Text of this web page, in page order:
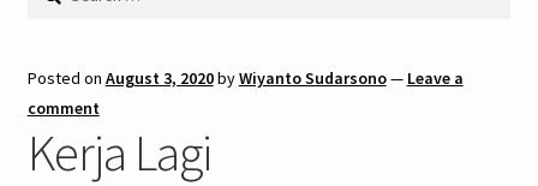
Posted on August 3, 2020byWiyanto Sudarsono— Leave a
comment
Kerja Lagi